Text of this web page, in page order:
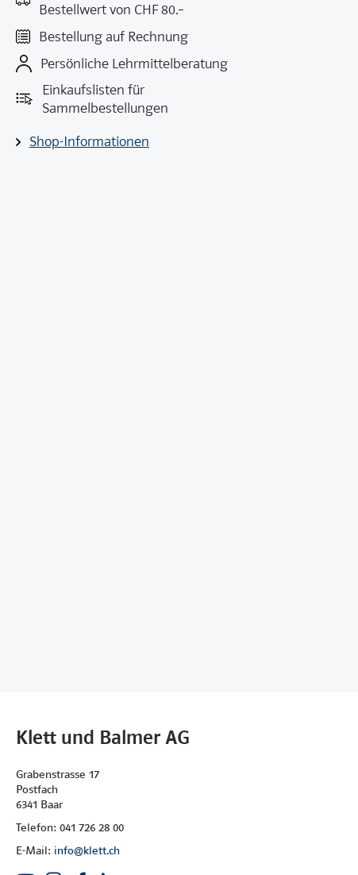
Bestellwert von CHF 80.–
Bestellung auf Rechnung
Persönliche Lehrmittelberatung
Einkaufslisten für
Sammelbestellungen
Shop-Informationen
Klett und Balmer AG
Grabenstrasse 17
Postfach
6341 Baar
Telefon: 041 726 28 00
E-Mail: info@klett.ch